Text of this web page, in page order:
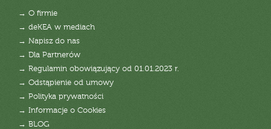
→ O firmie
→ deKEA w mediach
→ Napisz do nas
→ Dla Partnerów
→ Regulamin obowiązujący od 01.01.2023 r.
→ Odstąpienie od umowy
→ Polityka prywatności
→ Informacje o Cookies
→ BLOG